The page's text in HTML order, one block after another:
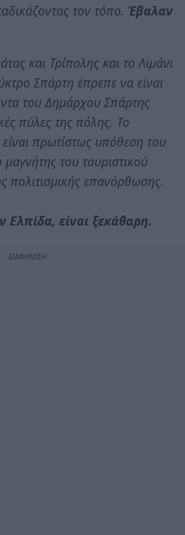
τον τόπο. Έβαλαν
και Τρίπολης και το Λιμάνι
Σπάρτη έπρεπε να είναι
του Δημάρχου Σπάρτης
πύλες της πόλης. Το
πρωτίστως υπόθεση του
μαγνήτης του τουριστικού
πολιτισμικής επανόρθωσης.
είναι ξεκάθαρη.